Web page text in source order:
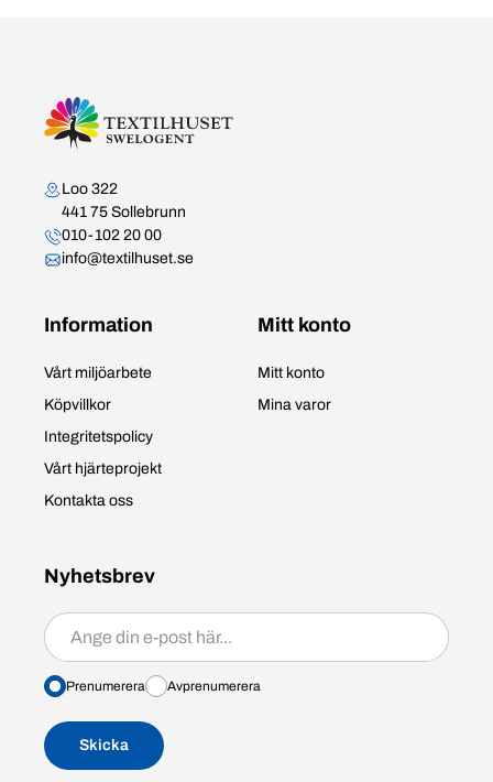
Kontakta oss
Loo 322
441 75 Sollebrunn
010-102 20 00
info@textilhuset.se
Information
Vårt miljöarbete
Köpvillkor
Integritetspolicy
Vårt hjärteprojekt
Kontakta oss
Mitt konto
Mitt konto
Mina varor
Nyhetsbrev
Prenumerera/avprenumerera
Prenumerera Avprenumerera
Skicka